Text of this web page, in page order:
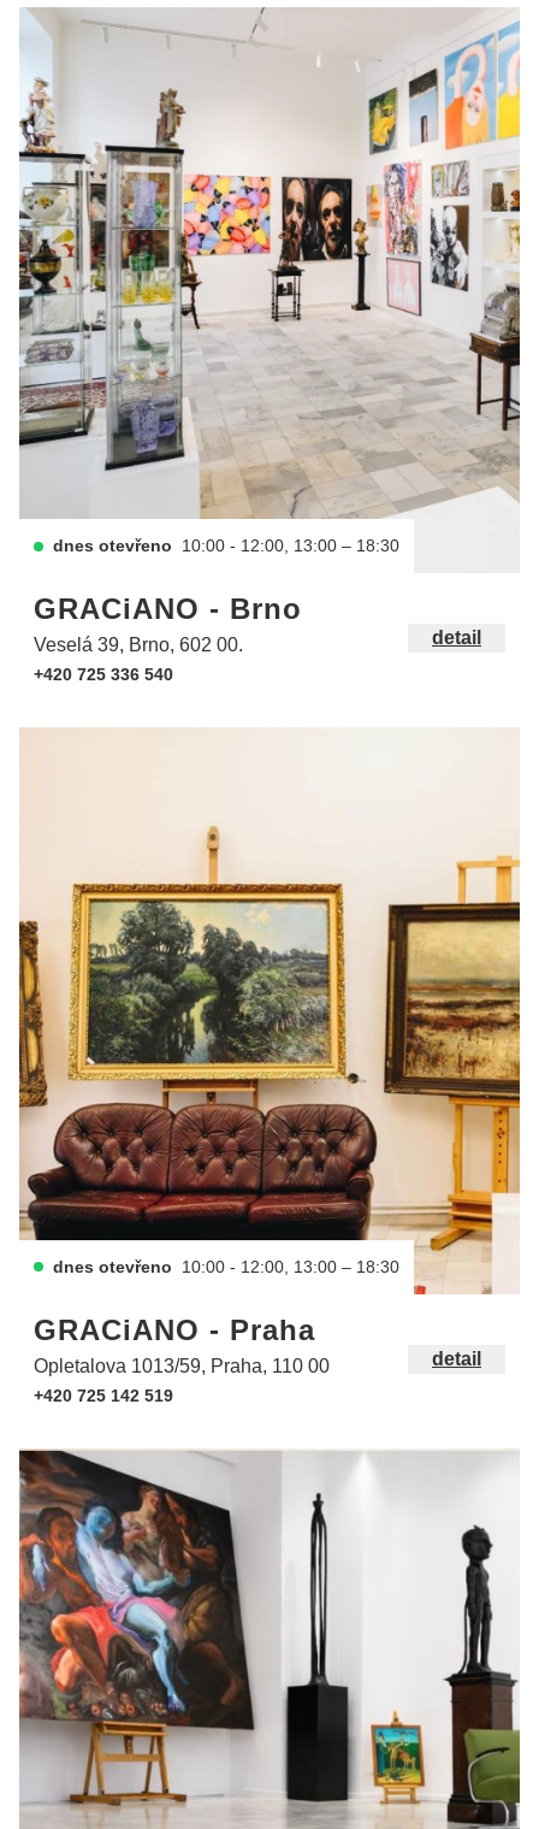
dnes otevřeno 10:00 - 12:00, 13:00 – 18:30
GRACiANO - Brno
Veselá 39, Brno, 602 00.
+420 725 336 540
detail
dnes otevřeno 10:00 - 12:00, 13:00 – 18:30
GRACiANO - Praha
Opletalova 1013/59, Praha, 110 00
+420 725 142 519
detail